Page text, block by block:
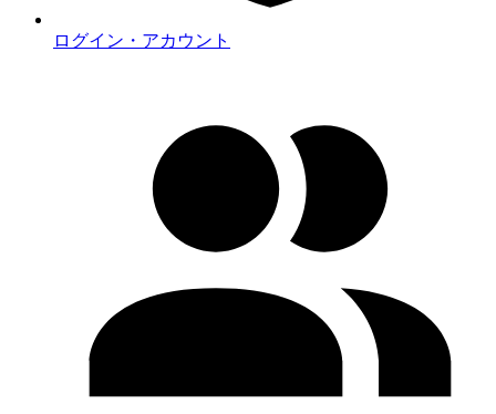
ログイン・アカウント